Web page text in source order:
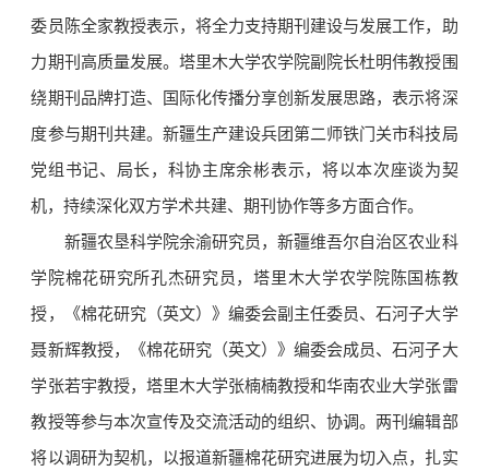
委员陈全家教授表示，将全力支持期刊建设与发展工作，助
力期刊高质量发展。塔里木大学农学院副院长杜明伟教授围
绕期刊品牌打造、国际化传播分享创新发展思路，表示将深
度参与期刊共建。新疆生产建设兵团第二师铁门关市科技局
党组书记、局长，科协主席余彬表示，将以本次座谈为契
机，持续深化双方学术共建、期刊协作等多方面合作。
新疆农垦科学院余渝研究员，新疆维吾尔自治区农业科
学院棉花研究所孔杰研究员，塔里木大学农学院陈国栋教
授，《棉花研究（英文）》编委会副主任委员、石河子大学
聂新辉教授，《棉花研究（英文）》编委会成员、石河子大
学张若宇教授，塔里木大学张楠楠教授和华南农业大学张雷
教授等参与本次宣传及交流活动的组织、协调。两刊编辑部
将以调研为契机，以报道新疆棉花研究进展为切入点，扎实